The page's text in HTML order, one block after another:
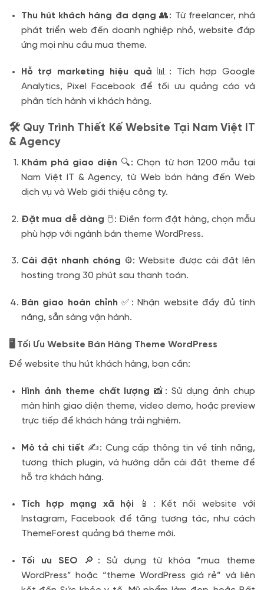
Thu hút khách hàng đa dạng 👥: Từ freelancer, nhà
phát triển web đến doanh nghiệp nhỏ, website đáp
ứng mọi nhu cầu mua theme.
Hỗ trợ marketing hiệu quả 📊: Tích hợp Google
Analytics, Pixel Facebook để tối ưu quảng cáo và
phân tích hành vi khách hàng.
🛠️ Quy Trình Thiết Kế Website Tại Nam Việt IT
& Agency
Khám phá giao diện 🔍: Chọn từ hơn 1200 mẫu tại
Nam Việt IT & Agency, từ Web bán hàng đến Web
dịch vụ và Web giới thiệu công ty.
Đặt mua dễ dàng 🖱️: Điền form đặt hàng, chọn mẫu
phù hợp với ngành bán theme WordPress.
Cài đặt nhanh chóng ⚙️: Website được cài đặt lên
hosting trong 30 phút sau thanh toán.
Bàn giao hoàn chỉnh ✅: Nhận website đầy đủ tính
năng, sẵn sàng vận hành.
🖥️ Tối Ưu Website Bán Hàng Theme WordPress
Để website thu hút khách hàng, bạn cần:
Hình ảnh theme chất lượng 📸: Sử dụng ảnh chụp
màn hình giao diện theme, video demo, hoặc preview
trực tiếp để khách hàng trải nghiệm.
Mô tả chi tiết ✍️: Cung cấp thông tin về tính năng,
tương thích plugin, và hướng dẫn cài đặt theme để
hỗ trợ khách hàng.
Tích hợp mạng xã hội 📱: Kết nối website với
Instagram, Facebook để tăng tương tác, như cách
ThemeForest quảng bá theme mới.
Tối ưu SEO 🔎: Sử dụng từ khóa “mua theme
WordPress” hoặc “theme WordPress giá rẻ” và liên